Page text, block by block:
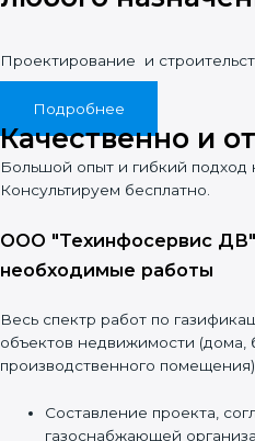
Проектирование и
реплики часов
Подробнее
Качественно и
Большой опыт и гибкий подход
Консультируем бесплатно.
ООО "Техинфосервис
необходимые работы
Весь спектр работ по
объектов недвижимости (дома,
производственного помещения).
Составление проекта,
газоснабжающей